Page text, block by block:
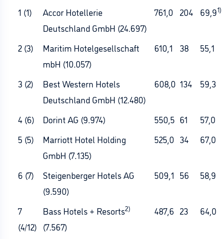
1 (1)
Accor Hotellerie
Deutschland GmbH (24.697)
761,0 204 69,91)
2 (3)
Maritim Hotelgesellschaft
mbH (10.057)
610,1 38 55,1
3 (2)
Best Western Hotels
Deutschland GmbH (12.480)
608,0 134 59,3
4 (6) Dorint AG (9.974) 550,5 61
57,0
5 (5)
Marriott Hotel Holding
GmbH (7.135)
525,0 34 67,0
6 (7)
Steigenberger Hotels AG
(9.590)
509,1 56 58,9
7
(4/12)
Bass Hotels + Resorts2)
(7.567)
487,6 23 64,0